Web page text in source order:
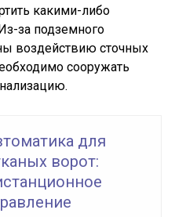
какими-либо
за подземного
воздействию сточных
сооружать
для
ворот: